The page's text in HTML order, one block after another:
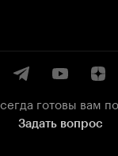
готовы вам
Задать вопрос